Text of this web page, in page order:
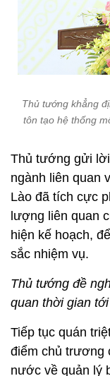
Thủ tướng khẳng
tôn tạo hệ thống
Thủ tướng gửi
ngành liên quan
Lào đã tích cực
lượng liên quan
hiện kế hoạch,
sắc nhiệm vụ.
Thủ tướng đề
quan thời gian
Tiếp tục quán
điểm chủ trương
nước về quản lý